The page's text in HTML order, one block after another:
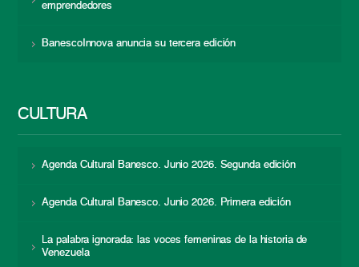
emprendedores
BanescoInnova anuncia su tercera edición
CULTURA
Agenda Cultural Banesco. Junio 2026. Segunda edición
Agenda Cultural Banesco. Junio 2026. Primera edición
La palabra ignorada: las voces femeninas de la historia de
Venezuela